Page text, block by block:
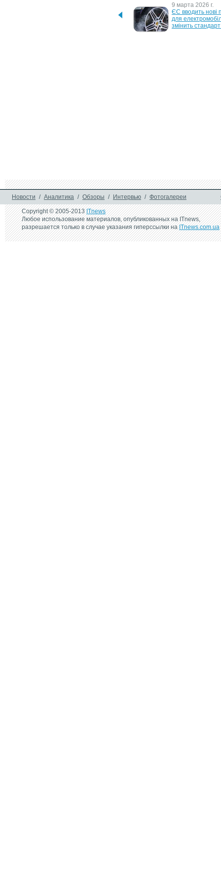
Китайські електромобілі
9 марта 2026 г.
ЄС вводить нові
для
змінить
Новости / Аналитика / Обзоры / Интервью / Фотогалереи
Copyright © 2005-2013ITnews
Любое использование материалов, опубликованных на ITnews,
разрешается только в случае указания гиперссылки наITnews.com.ua